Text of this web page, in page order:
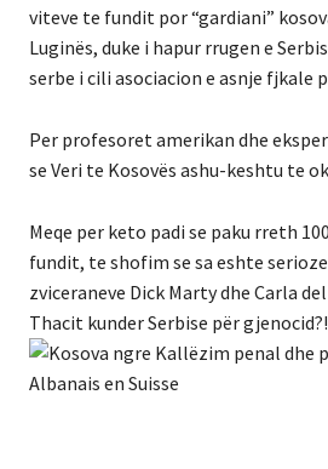
viteve te fundit por “gardiani”
Luginës, duke i hapur rrugen e
serbe i cili asociacion e asnje fjkale
Per profesoret amerikan dhe
se Veri te Kosovës ashu-keshtu te
Meqe per keto padi se paku rreth
fundit, te shofim se sa eshte
zviceraneve Dick Marty dhe Carla
Thacit kunder Serbise për gjenocid?!